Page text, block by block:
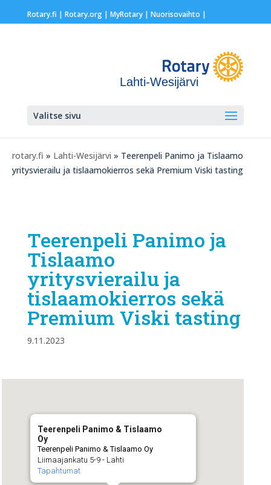
Rotary.fi | Rotary.org| MyRotary | Nuorisovaihto |
Lahti-Wesijärvi
Valitse sivu
rotary.fi » Lahti-Wesijärvi » Teerenpeli Panimo ja Tislaamo
yritysvierailu ja tislaamokierros sekä Premium Viski tasting
Teerenpeli Panimo ja
Tislaamo
yritysvierailu ja
tislaamokierros sekä
Premium Viski tasting
9.11.2023
Teerenpeli Panimo & Tislaamo
Oy
Teerenpeli Panimo & Tislaamo Oy
Liimaajankatu 5-9 - Lahti
Tapahtumat